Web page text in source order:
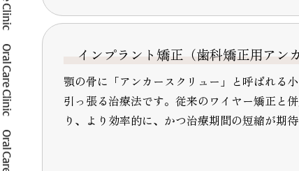
インプラント矯正（歯科矯正用アン
顎の骨に「アンカースクリュー」と呼ばれる
引っ張る治療法です。従来のワイヤー矯正と
り、より効率的に、かつ治療期間の短縮が期